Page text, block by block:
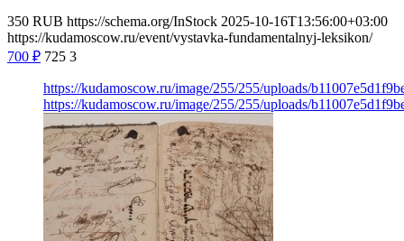
350 RUB https://schema.org/InStock 2025-10-16T13:56:00+03:00
https://kudamoscow.ru/event/vystavka-fundamentalnyj-leksikon/
700 ₽ 725 3
https://kudamoscow.ru/image/255/255/uploads/
https://kudamoscow.ru/image/255/255/uploads/